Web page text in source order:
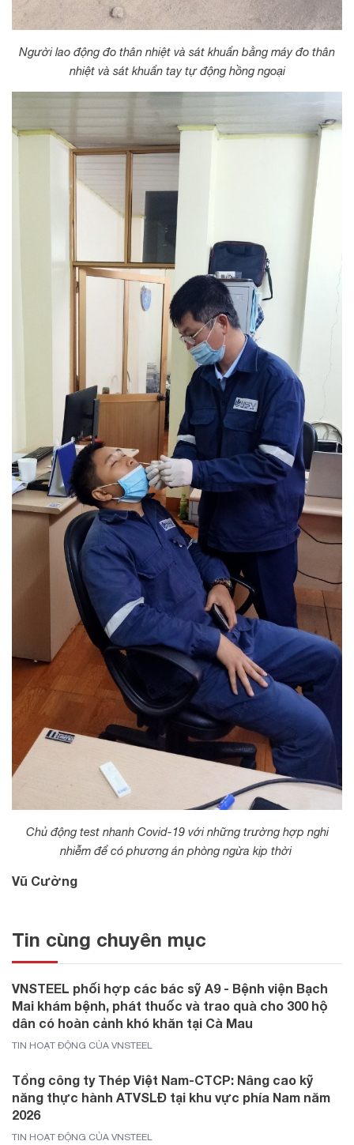
Người lao động đo thân nhiệt và sát khuẩn bằng máy đo thân
nhiệt và sát khuẩn tay tự động hồng ngoại
Chủ động test nhanh Covid-19 với những trường hợp nghi
nhiễm để có phương án phòng ngừa kịp thời
Vũ Cường
Tin cùng chuyên mục
VNSTEEL phối hợp các bác sỹ A9 - Bệnh viện Bạch
Mai khám bệnh, phát thuốc và trao quà cho 300 hộ
dân có hoàn cảnh khó khăn tại Cà Mau
TIN HOẠT ĐỘNG CỦA VNSTEEL
Tổng công ty Thép Việt Nam-CTCP: Nâng cao kỹ
năng thực hành ATVSLĐ tại khu vực phía Nam năm
2026
TIN HOẠT ĐỘNG CỦA VNSTEEL